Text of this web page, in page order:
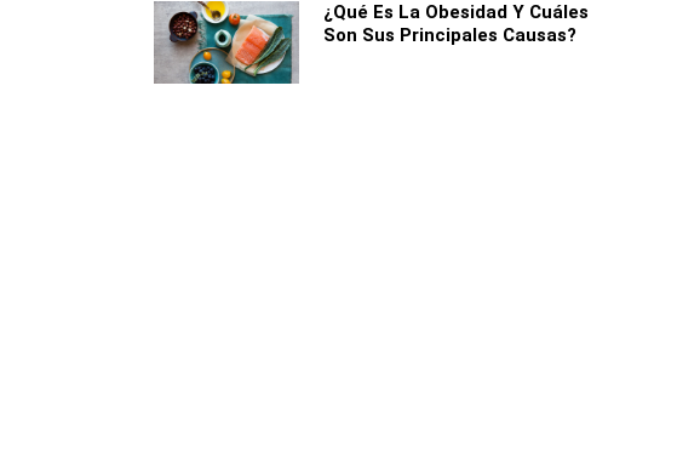
¿Qué Es La Obesidad Y Cuáles
Son Sus Principales Causas?